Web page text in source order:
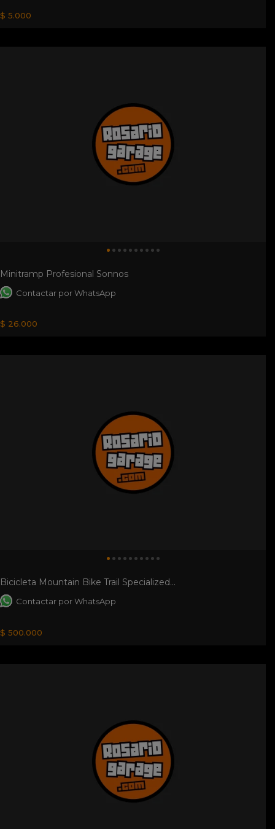
$ 5.000
Minitramp Profesional Sonnos
Contactar por WhatsApp
$ 26.000
Bicicleta Mountain Bike Trail Specialized...
Contactar por WhatsApp
$ 500.000